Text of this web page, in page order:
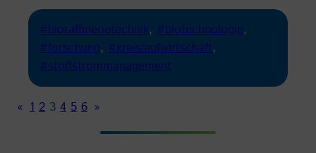
#bioraffinerietechnik, #biotechnologie
#forschung, #kreislaufwirtschaft
#stoffstrommanagement
« 1 2 3 4 5 6 »